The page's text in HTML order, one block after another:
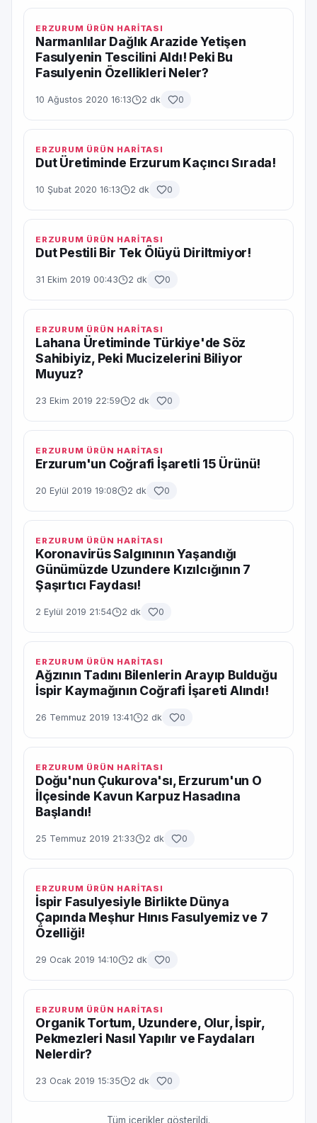
ERZURUM ÜRÜN HARİTASI
Narmanlılar Dağlık Arazide Yetişen
Fasulyenin Tescilini Aldı! Peki Bu
Fasulyenin Özellikleri Neler?
10 Ağustos 2020 16:13 2 dk 0
ERZURUM ÜRÜN HARİTASI
Dut Üretiminde Erzurum Kaçıncı Sırada!
10 Şubat 2020 16:13 2 dk 0
ERZURUM ÜRÜN HARİTASI
Dut Pestili Bir Tek Ölüyü Diriltmiyor!
31 Ekim 2019 00:43 2 dk 0
ERZURUM ÜRÜN HARİTASI
Lahana Üretiminde Türkiye'de Söz
Sahibiyiz, Peki Mucizelerini Biliyor
Muyuz?
23 Ekim 2019 22:59 2 dk 0
ERZURUM ÜRÜN HARİTASI
Erzurum'un Coğrafi İşaretli 15 Ürünü!
20 Eylül 2019 19:08 2 dk 0
ERZURUM ÜRÜN HARİTASI
Koronavirüs Salgınının Yaşandığı
Günümüzde Uzundere Kızılcığının 7
Şaşırtıcı Faydası!
2 Eylül 2019 21:54 2 dk 0
ERZURUM ÜRÜN HARİTASI
Ağzının Tadını Bilenlerin Arayıp Bulduğu
İspir Kaymağının Coğrafi İşareti Alındı!
26 Temmuz 2019 13:41 2 dk 0
ERZURUM ÜRÜN HARİTASI
Doğu'nun Çukurova'sı, Erzurum'un O
İlçesinde Kavun Karpuz Hasadına
Başlandı!
25 Temmuz 2019 21:33 2 dk 0
ERZURUM ÜRÜN HARİTASI
İspir Fasulyesiyle Birlikte Dünya
Çapında Meşhur Hınıs Fasulyemiz ve 7
Özelliği!
29 Ocak 2019 14:10 2 dk 0
ERZURUM ÜRÜN HARİTASI
Organik Tortum, Uzundere, Olur, İspir,
Pekmezleri Nasıl Yapılır ve Faydaları
Nelerdir?
23 Ocak 2019 15:35 2 dk 0
Tüm içerikler gösterildi.